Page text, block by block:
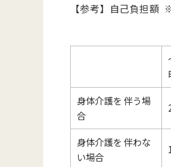
【参考】自己負担額
身体介護を 伴う場
合
身体介護を 伴わな
い場合